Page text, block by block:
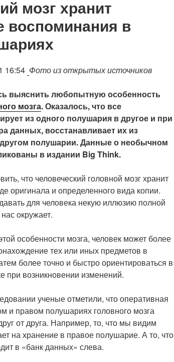
мозг хранит
воспоминания в
16:54 Фото из открытых источников
выяснить любопытную особенность
мозга. Оказалось, что все
из одного полушария в другое и при
данных, восстанавливает их из
полушарии. Данные о необычном
в издании Big Think.
что человеческий головной мозг хранит
оригинала и определенного вида копии.
для человека некую иллюзию полной
окружает.
особенности мозга, человек может более
тех или иных предметов в
более точно и быстро ориентироваться в
при возникновении изменений.
ученые отметили, что оперативная
и правом полушариях головного мозга
от друга. Например, то, что мы видим
на хранение в правое полушарие. А то, что
в «банк данных» слева.